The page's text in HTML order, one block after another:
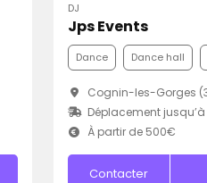
DJ
Jps Events
Dance Dance hall
Cognin-les-Gorges
Déplacement
À partir de 500€
Contacter